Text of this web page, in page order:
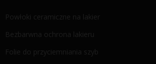
Powłoki ceramiczne na lakier
Bezbarwna ochrona lakieru
Folie do przyciemniania szyb